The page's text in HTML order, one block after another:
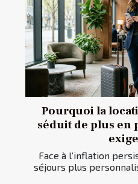
Pourquoi la
séduit de plus en
Face à l’inflation
séjours plus